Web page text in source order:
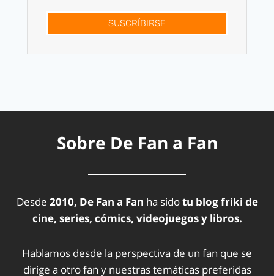
SUSCRÍBIRSE
Sobre De Fan a Fan
Desde 2010, De Fan a Fan ha sidotu blog friki de
cine, series, cómics, videojuegos y libros.
Hablamos desde la perspectiva de un fan que se
dirige a otro fan y nuestras temáticas preferidas